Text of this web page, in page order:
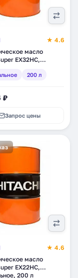
★ 4.6
масло
EX32HC,
1)
200 л
₽
Запрос цены
★ 4.6
масло
EX22HC,
200 л